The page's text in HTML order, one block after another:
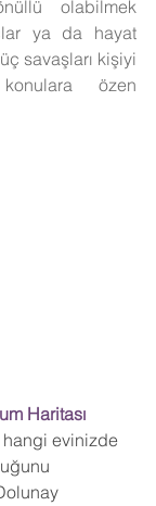
olabilmek
ya da hayat
savaşları kişiyi
özen
Haritası
hangi evinizde